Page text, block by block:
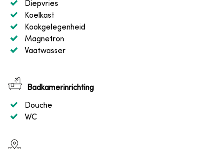
Diepvries
Koelkast
Kookgelegenheid
Magnetron
Vaatwasser
Badkamerinrichting
Douche
WC